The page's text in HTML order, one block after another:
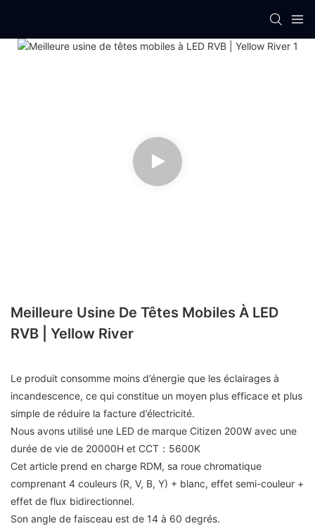
Meilleure Usine De Têtes Mobiles À LED
RVB | Yellow River
Le produit consomme moins d’énergie que les éclairages à
incandescence, ce qui constitue un moyen plus efficace et plus
simple de réduire la facture d’électricité.
Nous avons utilisé une LED de marque Citizen 200W avec une
durée de vie de 20000H et CCT：5600K
Cet article prend en charge RDM, sa roue chromatique
comprenant 4 couleurs (R, V, B, Y) + blanc, effet semi-couleur +
effet de flux bidirectionnel.
Son angle de faisceau est de 14 à 60 degrés.